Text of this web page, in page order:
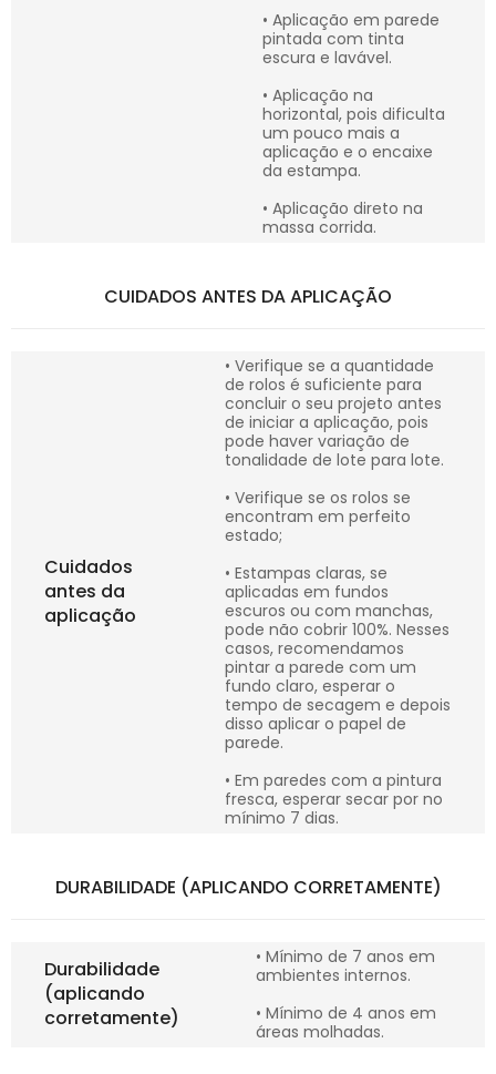
• Aplicação em parede
pintada com tinta
escura e lavável.
• Aplicação na
horizontal, pois dificulta
um pouco mais a
aplicação e o encaixe
da estampa.
• Aplicação direto na
massa corrida.
CUIDADOS ANTES DA APLICAÇÃO
Cuidados
antes da
aplicação
• Verifique se a quantidade
de rolos é suficiente para
concluir o seu projeto antes
de iniciar a aplicação, pois
pode haver variação de
tonalidade de lote para lote.
• Verifique se os rolos se
encontram em perfeito
estado;
• Estampas claras, se
aplicadas em fundos
escuros ou com manchas,
pode não cobrir 100%. Nesses
casos, recomendamos
pintar a parede com um
fundo claro, esperar o
tempo de secagem e depois
disso aplicar o papel de
parede.
• Em paredes com a pintura
fresca, esperar secar por no
mínimo 7 dias.
DURABILIDADE (APLICANDO CORRETAMENTE)
Durabilidade
(aplicando
corretamente)
• Mínimo de 7 anos em
ambientes internos.
• Mínimo de 4 anos em
áreas molhadas.